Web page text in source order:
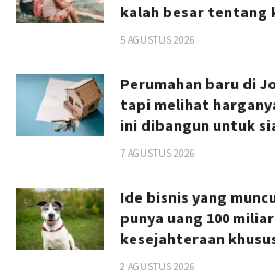
kalah besar tentang
5 AGUSTUS 2026
Perumahan baru di
tapi melihat
ini dibangun untuk
7 AGUSTUS 2026
Ide bisnis yang
punya uang 100
kesejahteraan
2 AGUSTUS 2026